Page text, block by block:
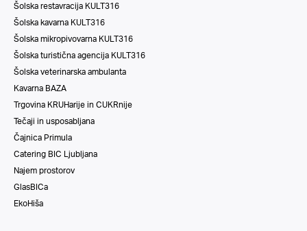
Šolska restavracija KULT316
Šolska kavarna KULT316
Šolska mikropivovarna KULT316
Šolska turistična agencija KULT316
Šolska veterinarska ambulanta
Kavarna BAZA
Trgovina KRUHarije in CUKRnije
Tečaji in usposabljana
Čajnica Primula
Catering BIC Ljubljana
Najem prostorov
GlasBICa
EkoHiša